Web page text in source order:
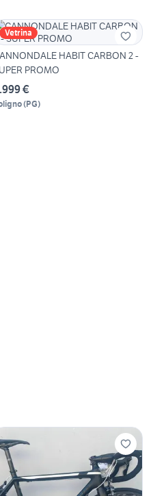
Vetrina
HABIT CARBON 2 -
PROMO
€
(PG)